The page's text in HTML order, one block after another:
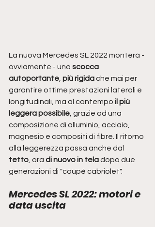
La nuova Mercedes SL 2022 monterà -
ovviamente - una scocca
autoportante più rigida che mai per
garantire ottime prestazioni laterali e
longitudinali, ma al contempo il più
leggera possibile , grazie ad una
composizione di alluminio, acciaio,
magnesio e compositi di fibre. Il ritorno
alla leggerezza passa anche dal
tetto , ora di nuovo in tela dopo due
generazioni di "coupé cabriolet".
Mercedes SL 2022: motori e
data uscita